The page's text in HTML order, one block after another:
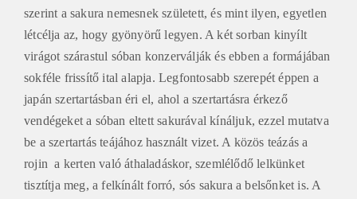
szerint a sakura nemesnek született, és mint ilyen, egyetlen
létcélja az, hogy gyönyörű legyen. A két sorban kinyílt
virágot szárastul sóban konzerválják és ebben a formájában
sokféle frissítő ital alapja. Legfontosabb szerepét éppen a
japán szertartásban éri el, ahol a szertartásra érkező
vendégeket a sóban eltett sakurával kínáljuk, ezzel mutatva
be a szertartás teájához használt vizet. A közös teázás a
rojin a kerten való áthaladáskor, szemlélődő lelkünket
tisztítja meg, a felkínált forró, sós sakura a belsőnket is. A